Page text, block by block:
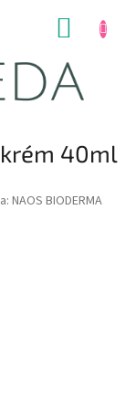
krém 40ml
NAOS BIODERMA